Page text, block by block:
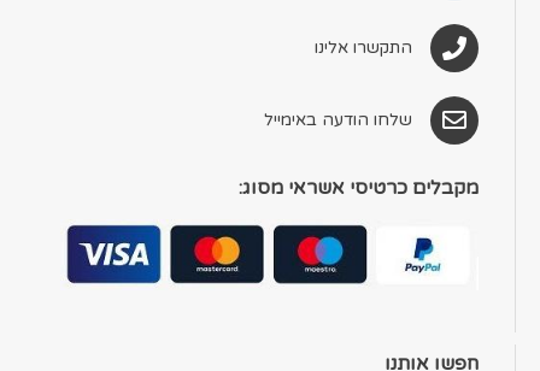
התקשרו אלינו
שלחו הודעה באימייל
מקבלים כרטיסי אשראי מסוג:
חפשו אותנו